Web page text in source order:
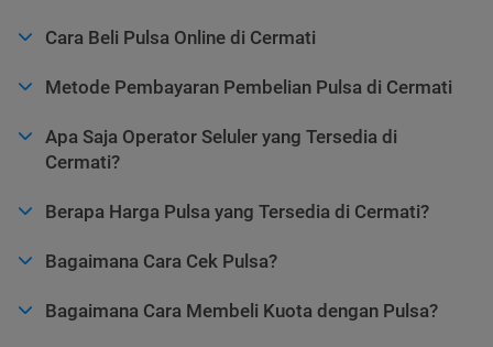
Cara Beli Pulsa Online di Cermati
Metode Pembayaran Pembelian Pulsa di Cermati
Apa Saja Operator Seluler yang Tersedia di
Cermati?
Berapa Harga Pulsa yang Tersedia di Cermati?
Bagaimana Cara Cek Pulsa?
Bagaimana Cara Membeli Kuota dengan Pulsa?